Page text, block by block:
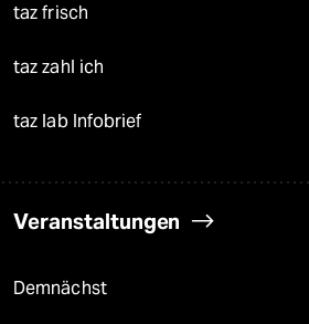
taz frisch
taz zahl ich
taz lab Infobrief
Veranstaltungen
Demnächst